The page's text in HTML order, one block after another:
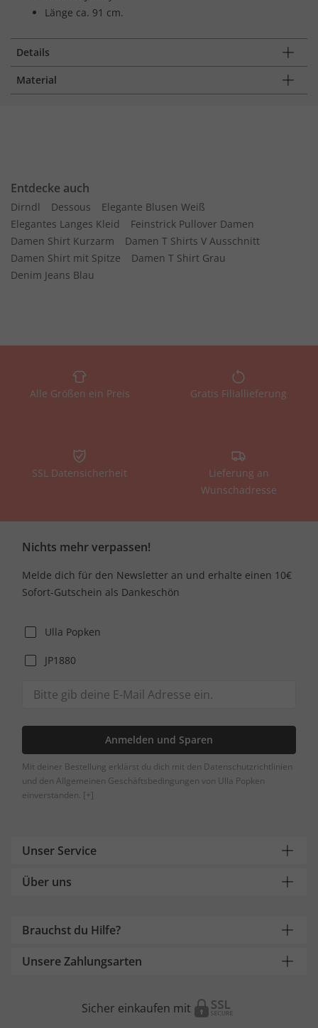
Länge ca. 91 cm.
Details
Material
Entdecke auch
Dirndl Dessous
Elegante Blusen Weiß
Elegantes Langes Kleid
Feinstrick Pullover Damen
Damen Shirt Kurzarm
Damen T Shirts V Ausschnitt
Damen Shirt mit Spitze
Damen T Shirt Grau
Denim Jeans Blau
Alle Größen ein Preis Gratis Filiallieferung
SSL Datensicherheit
Lieferung an
Wunschadresse
Nichts mehr verpassen!
Melde dich für den Newsletter an und erhalte einen 10€
Sofort-Gutschein als Dankeschön
Ulla Popken
JP1880
Anmelden und Sparen
Mit deiner Bestellung erklärst du dich mit den Datenschutzrichtlinien
und den Allgemeinen Geschäftsbedingungen von Ulla Popken
einverstanden. [+]
Unser Service
Über uns
Brauchst du Hilfe?
Unsere Zahlungsarten
Sicher einkaufen mit